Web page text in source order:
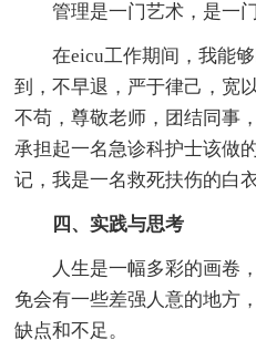
管理是一门艺术，是一
在eicu工作期间，我能
到，不早退，严于律己，宽
不苟，尊敬老师，团结同事
承担起一名急诊科护士该做
记，我是一名救死扶伤的白衣
四、实践与思考
人生是一幅多彩的画卷
免会有一些差强人意的地方
缺点和不足。